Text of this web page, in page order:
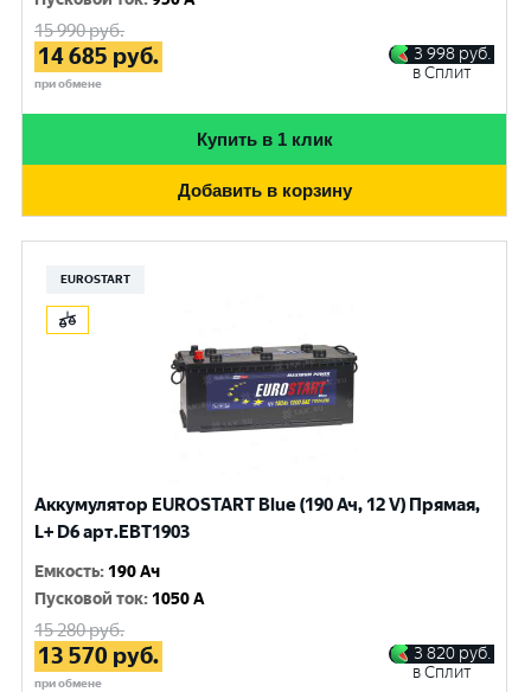
15 990руб.
14 685 руб.
при обмене
3 998 руб.
в Сплит
Купить в 1 клик
Добавить в корзину
EUROSTART
Аккумулятор EUROSTART Blue (190 Ач, 12 V) Прямая,
L+ D6 арт.EBT1903
Емкость: 190 Ач
Пусковой ток: 1050 A
15 280руб.
13 570 руб.
при обмене
3 820 руб.
в Сплит